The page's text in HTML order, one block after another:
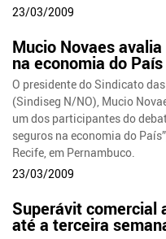
23/03/2009
Mucio Novaes
na economia do País
O presidente do Sindicato
(Sindiseg N/NO), Mucio
um dos participantes do
seguros na economia do
Recife, em Pernambuco.
23/03/2009
Superávit comercial
até a terceira